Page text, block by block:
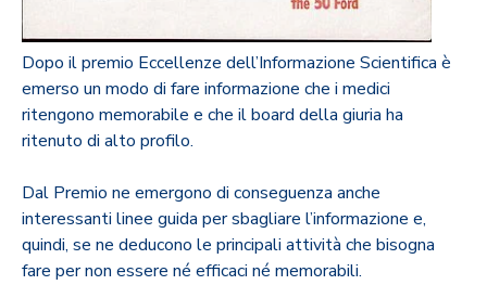
Dopo il premio Eccellenze dell’Informazione Scientifica è
emerso un modo di fare informazione che i medici
ritengono memorabile e che il board della giuria ha
ritenuto di alto profilo.
Dal Premio ne emergono di conseguenza anche
interessanti linee guida per sbagliare l’informazione e,
quindi, se ne deducono le principali attività che bisogna
fare per non essere né efficaci né memorabili.